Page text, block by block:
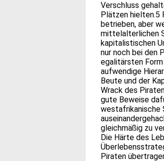
Verschluss
Plätzen hielten.5
betrieben, aber
mittelalterlichen
kapitalistischen
nur noch bei den
egalitärsten
aufwendige
Beute und der
Wrack des
gute Beweise
westafrikanische
gleichmäßig zu
Die Härte des
Piraten